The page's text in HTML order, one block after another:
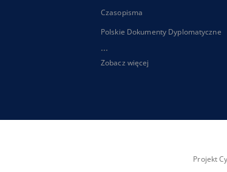
Czasopisma
Polskie Dokumenty Dyplomatyczne
...
Zobacz więcej
Projekt